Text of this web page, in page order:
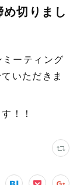
切りまし
ーティング
いただきま
！！